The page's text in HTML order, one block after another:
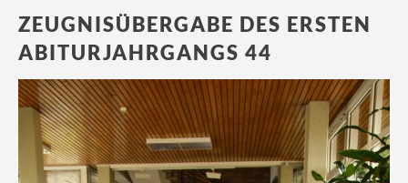
ZEUGNISÜBERGABE DES ERSTEN
ABITURJAHRGANGS 44